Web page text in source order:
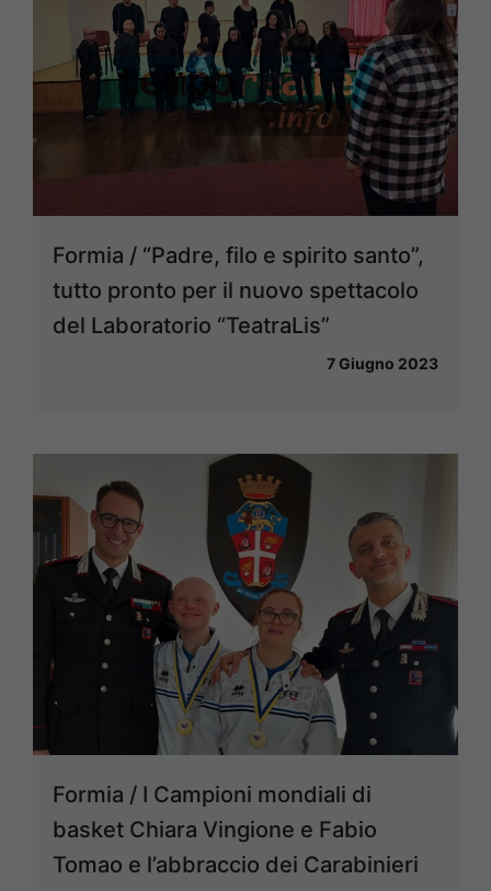
Formia / “Padre, filo e spirito santo”,
tutto pronto per il nuovo spettacolo
del Laboratorio “TeatraLis”
7 Giugno 2023
Formia / I Campioni mondiali di
basket Chiara Vingione e Fabio
Tomao e l’abbraccio dei Carabinieri